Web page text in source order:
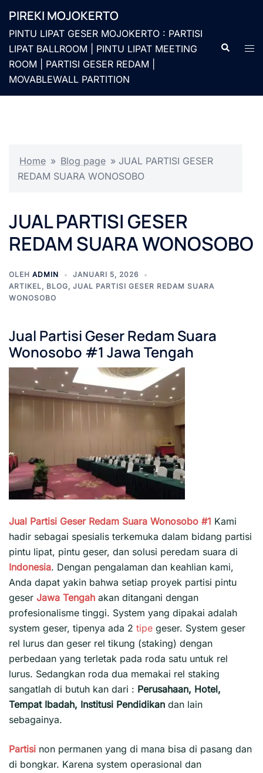
kePIREKI MOJOKERTO
PINTU LIPAT GESER MOJOKERTO : PARTISI
LIPAT BALLROOM | PINTU LIPAT MEETING
ROOM | PARTISI GESER REDAM |
MOVABLEWALL PARTITION
Cari
Home » Blog page » JUAL PARTISI GESER
REDAM SUARA WONOSOBO
JUAL PARTISI GESER
REDAM SUARA WONOSOBO
OLEH ADMIN
JANUARI 5, 2026
ARTIKEL, BLOG, JUAL PARTISI GESER REDAM SUARA
WONOSOBO
Jual Partisi Geser Redam Suara
Wonosobo #1 Jawa Tengah
Jual Partisi Geser Redam Suara Wonosobo #1 Kami
hadir sebagai spesialis terkemuka dalam bidang partisi
pintu lipat, pintu geser, dan solusi peredam suara di
Indonesia. Dengan pengalaman dan keahlian kami,
Anda dapat yakin bahwa setiap proyek partisi pintu
geser Jawa Tengah akan ditangani dengan
profesionalisme tinggi. System yang dipakai adalah
system geser, tipenya ada 2 tipe geser. System geser
rel lurus dan geser rel tikung (staking) dengan
perbedaan yang terletak pada roda satu untuk rel
lurus. Sedangkan roda dua memakai rel staking
sangatlah di butuh kan dari : Perusahaan, Hotel,
Tempat Ibadah, Institusi Pendidikan dan lain
sebagainya.
Partisi non permanen yang di mana bisa di pasang dan
di bongkar. Karena system operasional dan